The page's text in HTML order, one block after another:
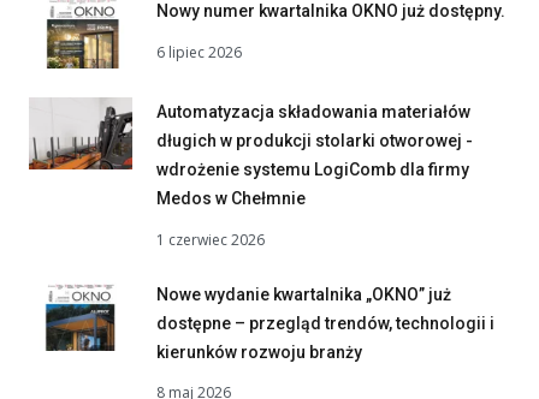
Nowy numer kwartalnika OKNO już dostępny.
6 lipiec 2026
Automatyzacja składowania materiałów
długich w produkcji stolarki otworowej -
wdrożenie systemu LogiComb dla firmy
Medos w Chełmnie
1 czerwiec 2026
Nowe wydanie kwartalnika „OKNO” już
dostępne – przegląd trendów, technologii i
kierunków rozwoju branży
8 maj 2026